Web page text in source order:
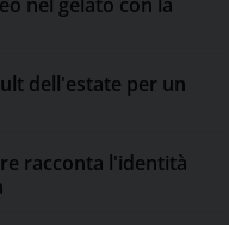
dell'estate per un
racconta l'identità